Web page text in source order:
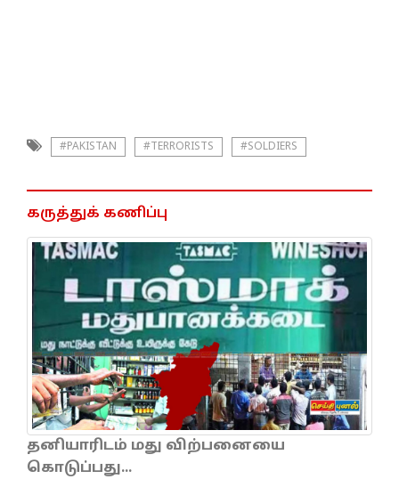
#PAKISTAN #TERRORISTS #SOLDIERS
கருத்துக் கணிப்பு
தனியாரிடம் மது விற்பனையை
கொடுப்பது...